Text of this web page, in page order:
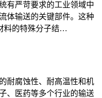
有严苛要求的工业领域中
体输送的关键部件。这种
料的特殊分子结…
耐腐蚀性、耐高温性和机
、医药等多个行业的输送